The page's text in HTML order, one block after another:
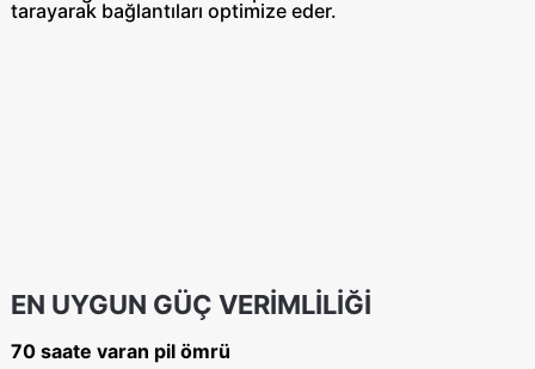
tarayarak bağlantıları optimize eder.
EN UYGUN GÜÇ VERİMLİLİĞİ
70 saate varan pil ömrü